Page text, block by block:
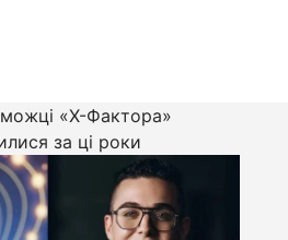
«Х-Фактора»
за ці роки